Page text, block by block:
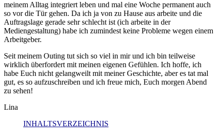
meinem Alltag integriert leben und mal eine Woche permanent auch
so vor die Tür gehen. Da ich ja von zu Hause aus arbeite und die
Auftragslage gerade sehr schlecht ist (ich arbeite in der
Mediengestaltung) habe ich zumindest keine Probleme wegen einem
Arbeitgeber.
Seit meinem Outing tut sich so viel in mir und ich bin teilweise
wirklich überfordert mit meinen eigenen Gefühlen. Ich hoffe, ich
habe Euch nicht gelangweilt mit meiner Geschichte, aber es tat mal
gut, es so aufzuschreiben und ich freue mich, Euch morgen Abend
zu sehen!
Lina
INHALTSVERZEICHNIS